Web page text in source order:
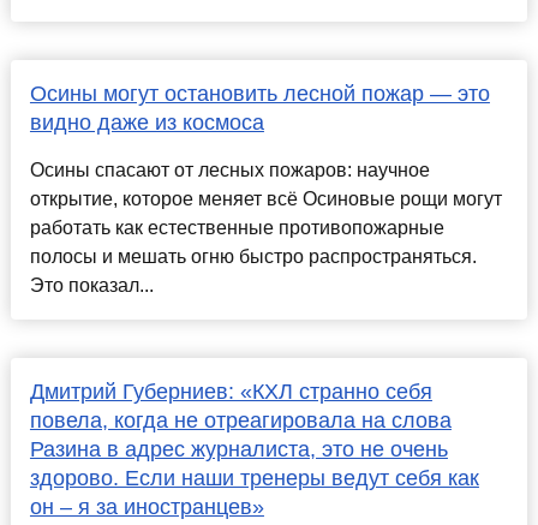
Осины могут остановить лесной пожар — это
видно даже из космоса
Осины спасают от лесных пожаров: научное
открытие, которое меняет всё Осиновые рощи могут
работать как естественные противопожарные
полосы и мешать огню быстро распространяться.
Это показал...
Дмитрий Губерниев: «КХЛ странно себя
повела, когда не отреагировала на слова
Разина в адрес журналиста, это не очень
здорово. Если наши тренеры ведут себя как
он – я за иностранцев»